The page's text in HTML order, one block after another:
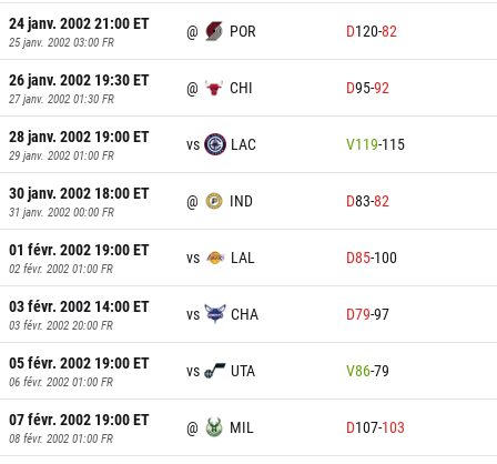
24 janv. 2002 21:00ET
25 janv. 2002 03:00 FR
@ POR D120-82
26 janv. 2002 19:30ET
27 janv. 2002 01:30 FR
@ CHI D95-92
28 janv. 2002 19:00ET
29 janv. 2002 01:00 FR
vs LAC V119-115
30 janv. 2002 18:00ET
31 janv. 2002 00:00 FR
@ IND D83-82
01 févr. 2002 19:00ET
02 févr. 2002 01:00 FR
vs LAL D85-100
03 févr. 2002 14:00ET
03 févr. 2002 20:00 FR
vs CHA D79-97
05 févr. 2002 19:00ET
06 févr. 2002 01:00 FR
vs UTA V86-79
07 févr. 2002 19:00ET
08 févr. 2002 01:00 FR
@ MIL D107-103